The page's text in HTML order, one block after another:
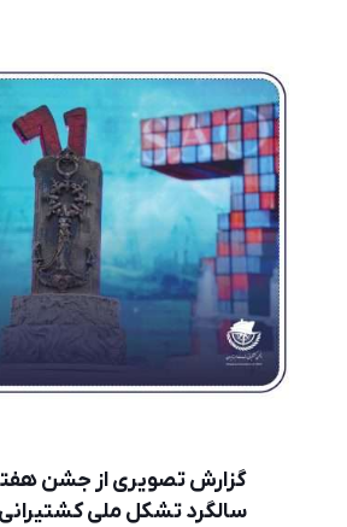
گزارش تصویری از جشن
سالگرد تشکل ملی